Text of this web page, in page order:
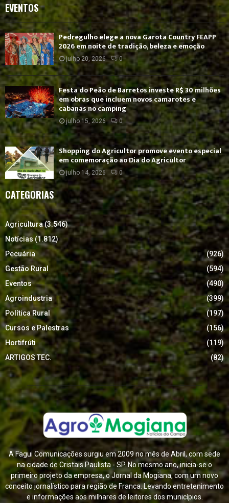
EVENTOS
Pedregulho elege a nova Garota Country FEAPP
2026 em noite de tradição, beleza e emoção
julho 20, 2026 0
Festa do Peão de Barretos investe R$ 30 milhões
em obras que incluem novos camarotes e
cabanas no camping
julho 15, 2026 0
Shopping do Agricultor promove evento especial
em comemoração ao Dia do Agricultor
julho 14, 2026 0
CATEGORIAS
Agricultura(3.546)
Notícias (1.812)
Pecuária
(926)
Gestão Rural
(594)
Eventos
(490)
Agroindustria
(399)
Política Rural
(197)
Cursos e Palestras
(156)
Hortifrúti
(119)
ARTIGOS TEC.
(82)
A Fagui Comunicações surgiu em 2009 no mês de Abril, com sede
na cidade de Cristais Paulista - SP. No mesmo ano, inicia-se o
primeiro projeto da empresa, o Jornal da Mogiana, com um novo
conceito jornalístico para região de Franca. Levando entretenimento
e informações aos milhares de leitores dos municípios.